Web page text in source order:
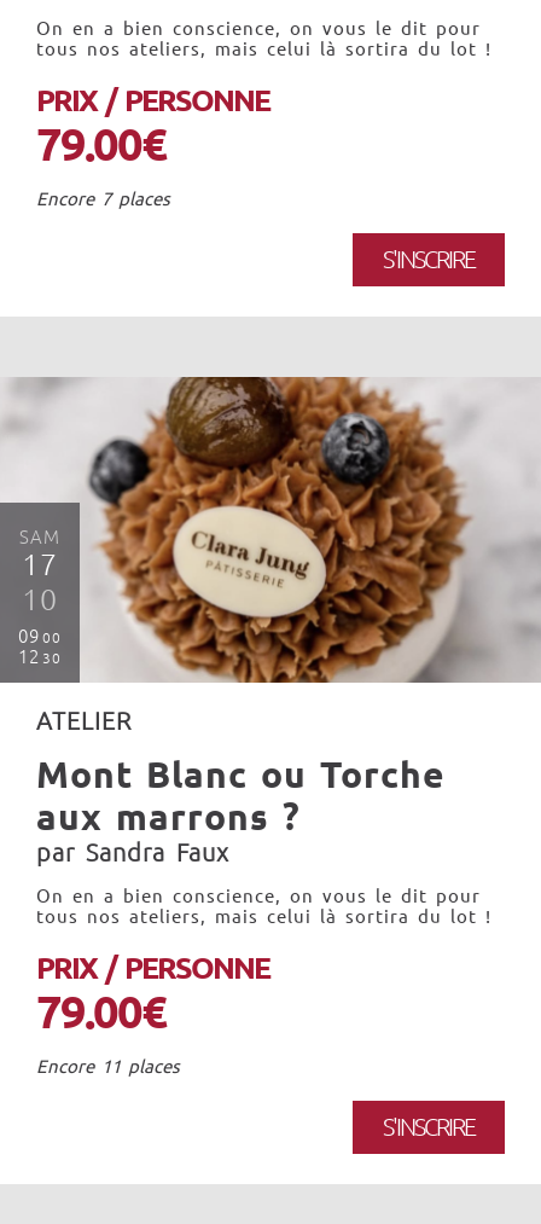
On en a bien conscience, on vous le dit pour
tous nos ateliers, mais celui là sortira du lot !
PRIX / PERSONNE
79.00€
Encore 7 places
S'INSCRIRE
SAM
17
10
09 00
12 30
ATELIER
Mont Blanc ou Torche
aux marrons ?
par Sandra Faux
On en a bien conscience, on vous le dit pour
tous nos ateliers, mais celui là sortira du lot !
PRIX / PERSONNE
79.00€
Encore 11 places
S'INSCRIRE